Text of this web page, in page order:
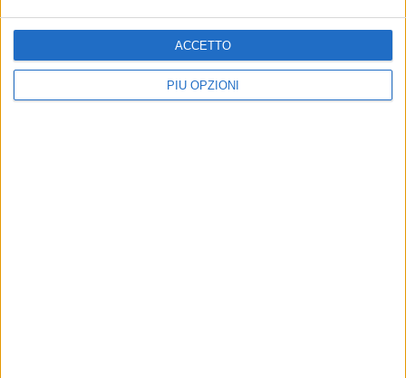
PIÙ OPZIONI
ACCETTO